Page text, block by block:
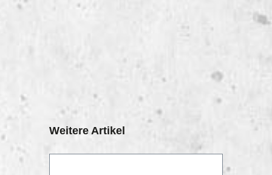
Produktgalerie überspringen
Weitere Artikel